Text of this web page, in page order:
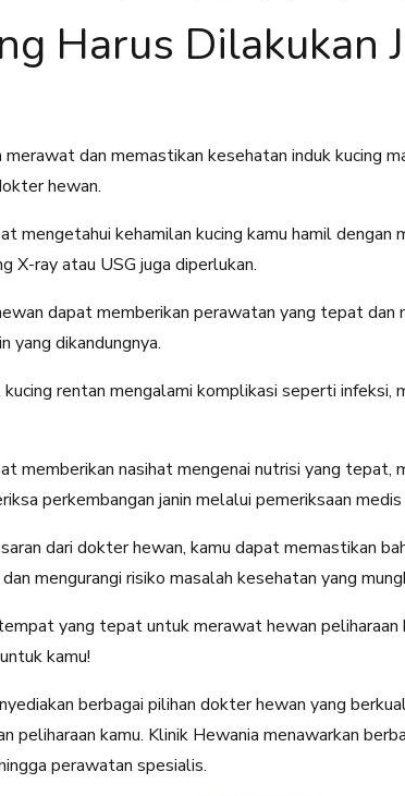
Harus Dilakukan
dan memastikan kesehatan induk kucing
hewan.
mengetahui kehamilan kucing kamu hamil dengan
X-ray atau USG juga diperlukan.
dapat memberikan perawatan yang tepat
yang dikandungnya.
rentan mengalami komplikasi seperti infeksi,
memberikan nasihat mengenai nutrisi yang tepat,
perkembangan janin melalui pemeriksaan
dari dokter hewan, kamu dapat memastikan
mengurangi risiko masalah kesehatan yang
yang tepat untuk merawat hewan peliharaan
kamu!
berbagai pilihan dokter hewan yang
peliharaan kamu. Klinik Hewania menawarkan
perawatan spesialis.